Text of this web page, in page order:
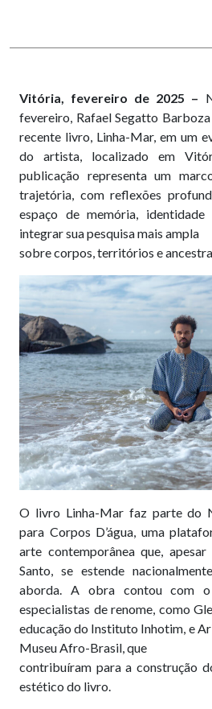
Vitória, fevereiro de 2025 –
fevereiro, Rafael Segatto Barboza
recente livro, Linha-Mar, em um
do artista, localizado em
publicação representa um
trajetória, com reflexões
espaço de memória,
integrar sua pesquisa mais ampla
sobre corpos, territórios e
O livro Linha-Mar faz parte do
para Corpos D’água, uma
arte contemporânea que,
Santo, se estende
aborda. A obra contou com o
especialistas de renome, como
educação do Instituto Inhotim, e
Museu Afro-Brasil, que
contribuíram para a construção
estético do livro.